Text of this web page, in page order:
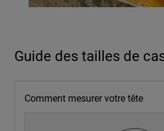
Guide des tailles de
Comment mesurer votre tête